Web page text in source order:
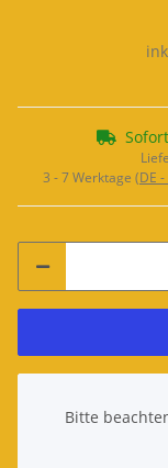
3 - 7 Werktage (DE
Bitte